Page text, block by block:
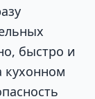
быстро и
кухонном